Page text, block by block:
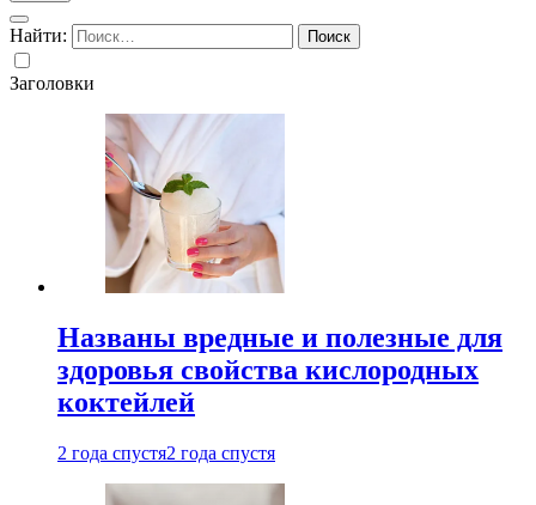
Найти:
Заголовки
Названы вредные и полезные для
здоровья свойства кислородных
коктейлей
2 года спустя2 года спустя